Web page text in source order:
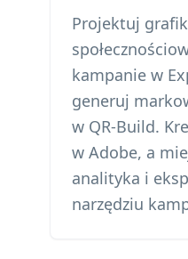
Projektuj
kampanie w
generuj
w QR-Build.
w Adobe, a
analityka i
narzędziu